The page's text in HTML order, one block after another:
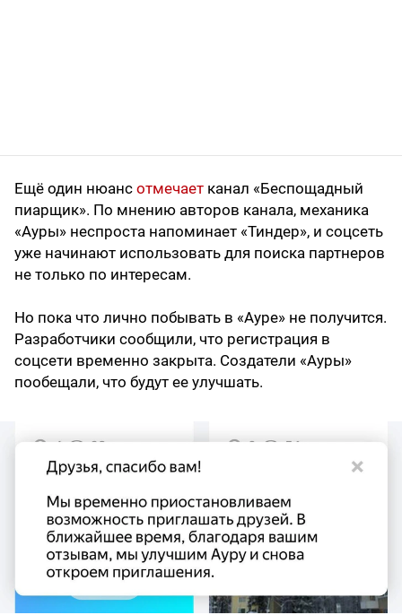
Ещё один нюанс отмечает канал «Беспощадный
пиарщик». По мнению авторов канала, механика
«Ауры» неспроста напоминает «Тиндер», и соцсеть
уже начинают использовать для поиска партнеров
не только по интересам.
Но пока что лично побывать в «Ауре» не получится.
Разработчики сообщили, что регистрация в
соцсети временно закрыта. Создатели «Ауры»
пообещали, что будут ее улучшать.